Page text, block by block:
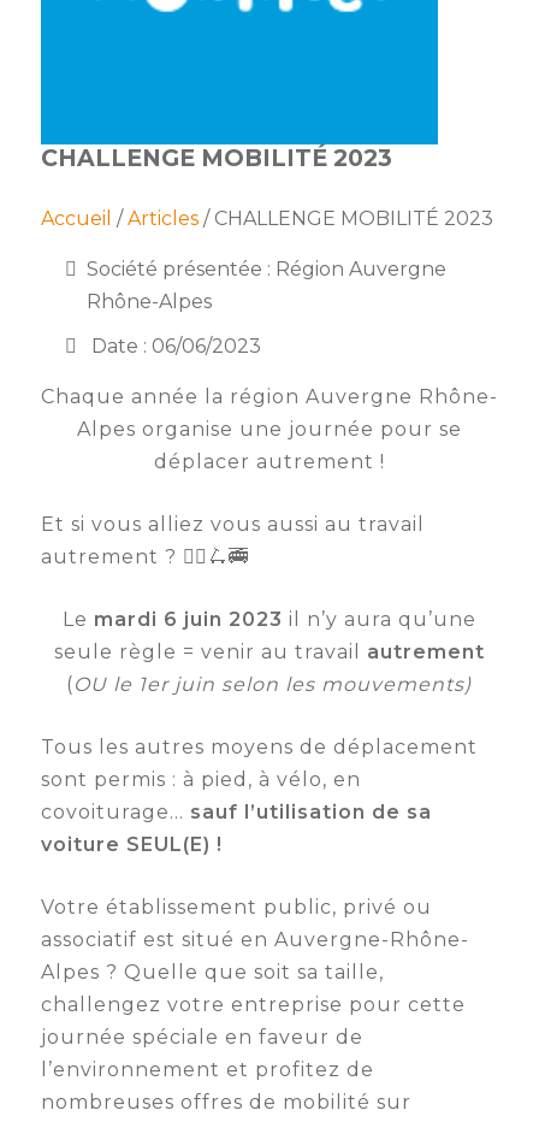
managers
AEPV
au
Defi
entreprises
l’industrie
Congrès
Projets
collaboratifs
Newsletter
Kit
l’adhérent
Industrie
Services
privilèges
Proposer
offre
privilège
CHALLENGE MOBILITÉ 2023
Accueil / Articles/ CHALLENGE MOBILITÉ 2023
Société présentée : Région Auvergne
Rhône-Alpes
Date : 06/06/2023
Chaque année la région Auvergne Rhône-
Alpes organise une journée pour se
déplacer autrement !
Et si vous alliez vous aussi au travail
autrement ? 🚴‍♂️🛴🚎
Le mardi 6 juin 2023 il n’y aura qu’une
seule règle = venir au travail autrement
( OU le 1er juin selon les mouvements)
Tous les autres moyens de déplacement
sont permis : à pied, à vélo, en
covoiturage… sauf l’utilisation de sa
voiture SEUL(E) !
Votre établissement public, privé ou
associatif est situé en Auvergne-Rhône-
Alpes ? Quelle que soit sa taille,
challengez votre entreprise pour cette
journée spéciale en faveur de
l’environnement et profitez de
nombreuses offres de mobilité sur